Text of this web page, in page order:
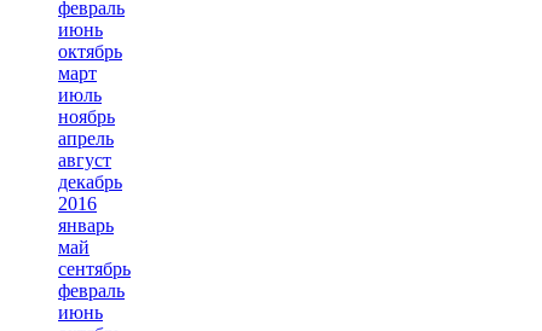
февраль
июнь
октябрь
март
июль
ноябрь
апрель
август
декабрь
2016
январь
май
сентябрь
февраль
июнь